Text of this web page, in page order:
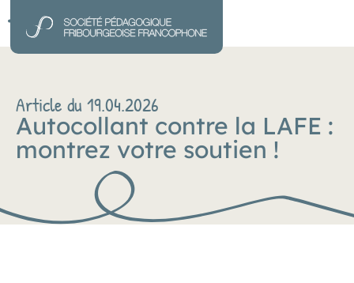
Article du 19.04.2026
Autocollant contre la LAFE :
montrez votre soutien !